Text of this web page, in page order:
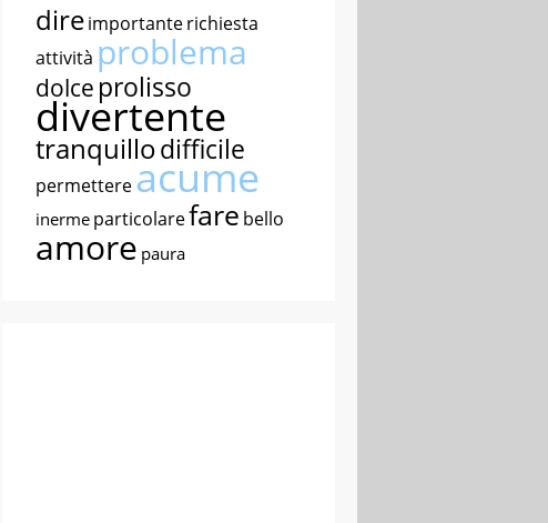
direimportanterichiesta
attività problema
dolce prolisso
divertente
tranquillodifficile
permettereacume
inerme particolarefare bello
amore paura